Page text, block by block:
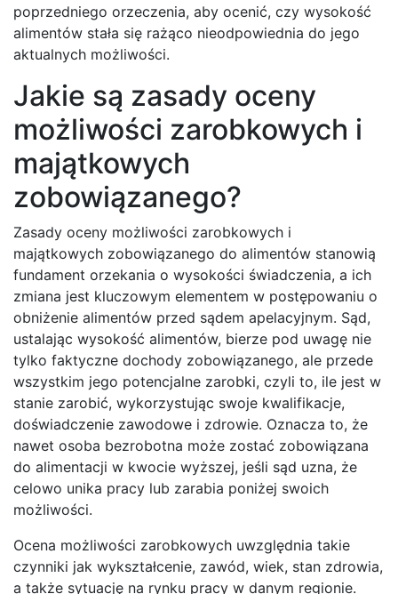
poprzedniego orzeczenia, aby ocenić, czy wysokość
alimentów stała się rażąco nieodpowiednia do jego
aktualnych możliwości.
Jakie są zasady oceny
możliwości zarobkowych i
majątkowych
zobowiązanego?
Zasady oceny możliwości zarobkowych i
majątkowych zobowiązanego do alimentów stanowią
fundament orzekania o wysokości świadczenia, a ich
zmiana jest kluczowym elementem w postępowaniu o
obniżenie alimentów przed sądem apelacyjnym. Sąd,
ustalając wysokość alimentów, bierze pod uwagę nie
tylko faktyczne dochody zobowiązanego, ale przede
wszystkim jego potencjalne zarobki, czyli to, ile jest w
stanie zarobić, wykorzystując swoje kwalifikacje,
doświadczenie zawodowe i zdrowie. Oznacza to, że
nawet osoba bezrobotna może zostać zobowiązana
do alimentacji w kwocie wyższej, jeśli sąd uzna, że
celowo unika pracy lub zarabia poniżej swoich
możliwości.
Ocena możliwości zarobkowych uwzględnia takie
czynniki jak wykształcenie, zawód, wiek, stan zdrowia,
a także sytuację na rynku pracy w danym regionie.